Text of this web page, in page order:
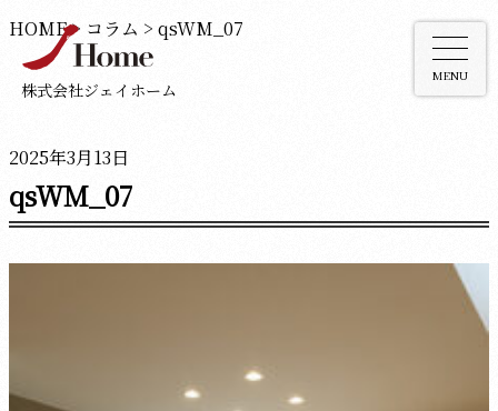
株式会社ジェイホーム
MENU
HOME> コラム > qsWM_07
2025年3月13日
qsWM_07